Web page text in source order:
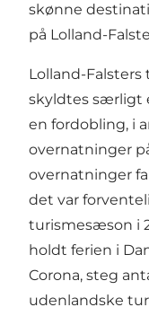
skønne
på Lolland-
Lolland-Falsters
skyldtes særligt
en fordobling, i
overnatninger
overnatninger
det var
turismesæson i
holdt ferien i
Corona, steg
udenlandske